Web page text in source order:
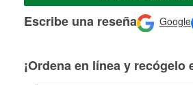
Escribe una reseña Google
¡Ordena en línea y recógelo